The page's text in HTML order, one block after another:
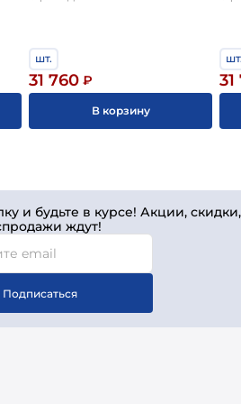
шт.
31 760 ₽
В корзину
и будьте в курсе! Акции, скидки,
ждут!
Подписаться